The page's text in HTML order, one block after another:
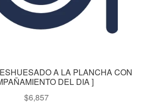
A LA PLANCHA CON
DEL DIA ]
$6,857